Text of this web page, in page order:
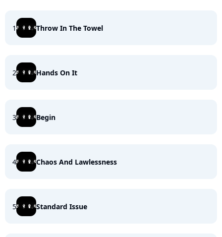
1 Throw In The Towel
2 Hands On It
3 Begin
4 Chaos And Lawlessness
5 Standard Issue